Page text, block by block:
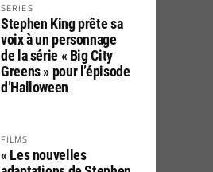
SERIES
Stephen King prête sa
voix à un personnage
de la série « Big City
Greens » pour l’épisode
d’Halloween
FILMS
« Les nouvelles